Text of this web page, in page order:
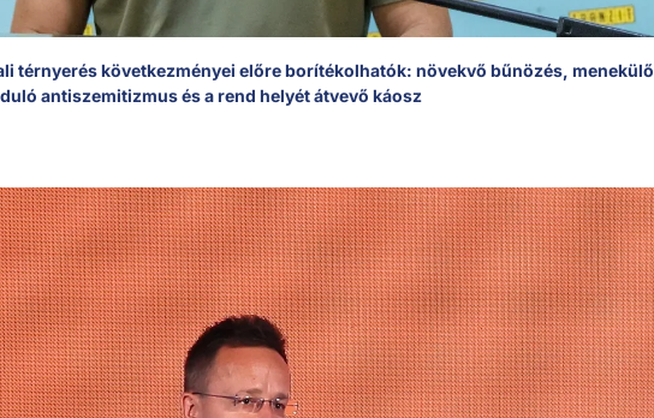
térnyerés következményei előre borítékolhatók: növekvő bűnözés, menekülő
antiszemitizmus és a rend helyét átvevő káosz